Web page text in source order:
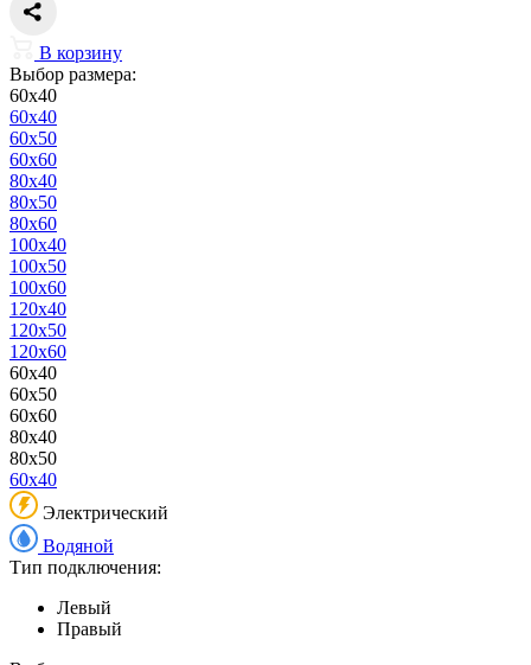
В корзину
Выбор размера:
60x40
60x40
60x50
60x60
80x40
80x50
80x60
100x40
100x50
100x60
120x40
120x50
120x60
60x40
60x50
60x60
80x40
80x50
60x40
Электрический
Водяной
Тип подключения:
Левый
Правый